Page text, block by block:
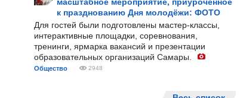
к празднованию Дня молодёжи: ФОТО
Для гостей были подготовлены мастер-классы,
интерактивные площадки, соревнования,
тренинги, ярмарка вакансий и презентации
образовательных организаций Самары.
Общество 2948